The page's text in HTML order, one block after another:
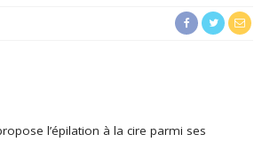
l’épilation à la cire parmi ses